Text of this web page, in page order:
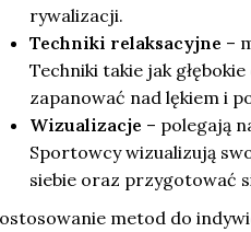
rywalizacji.
Techniki relaksacyjne –
Techniki takie jak
zapanować nad lękiem i
Wizualizacje – polegają
Sportowcy wizualizują
siebie oraz przygotować
metod do